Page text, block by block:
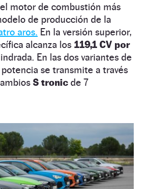
motor de combustión más
de producción de la
aros. En la versión superior,
alcanza los 119,1 CV por
En las dos variantes de
se transmite a través
S tronic de 7